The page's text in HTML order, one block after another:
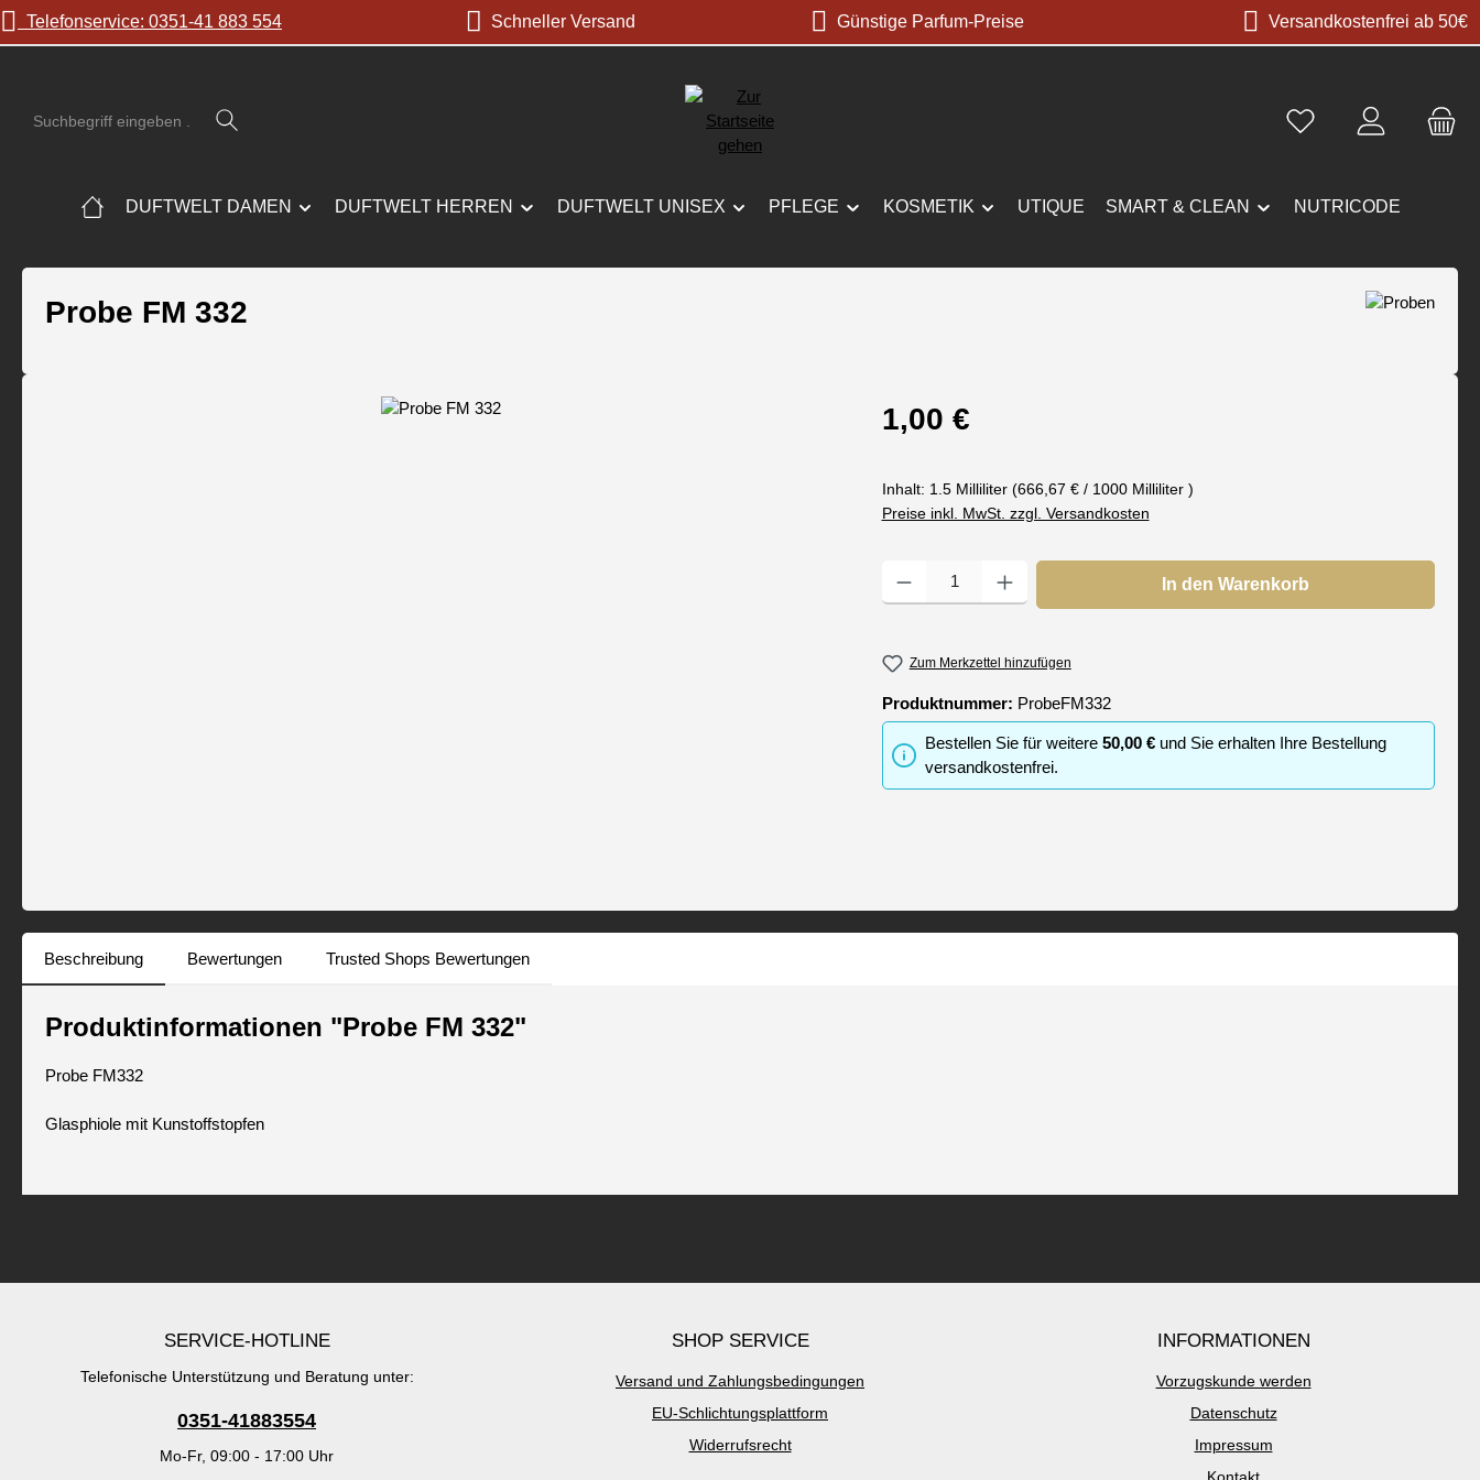
Hauptinhalt springen
Zur Suche springen
Zur Hauptnavigation springen
Telefonservice: 0351-41 883 554 Schneller Versand Günstige Parfum-Preise Versandkostenfrei ab 50€
DUFTWELT DAMEN DUFTWELT HERREN DUFTWELT UNISEX PFLEGE KOSMETIK UTIQUE SMART & CLEAN NUTRICODE
Probe FM 332
Regulärer Preis:
1,00 €
Inhalt: 1.5 Milliliter (666,67 € / 1000 Milliliter )
Preise inkl. MwSt. zzgl. Versandkosten
Produkt Anzahl: Gib den gewünschten Wert ein oder benutze die Schaltflächen um
In den Warenkorb
Zum Merkzettel hinzufügen
Produktnummer: ProbeFM332
Bestellen Sie für weitere 50,00 €und Sie erhalten Ihre Bestellung
versandkostenfrei.
Beschreibung Bewertungen Trusted Shops Bewertungen
Produktinformationen "Probe FM 332"
Probe FM332
Glasphiole mit Kunstoffstopfen
SERVICE-HOTLINE
Telefonische Unterstützung und Beratung unter:
0351-41883554
Mo-Fr, 09:00 - 17:00 Uhr
SHOP SERVICE
Versand und Zahlungsbedingungen
EU-Schlichtungsplattform
Widerrufsrecht
INFORMATIONEN
Vorzugskunde werden
Datenschutz
Impressum